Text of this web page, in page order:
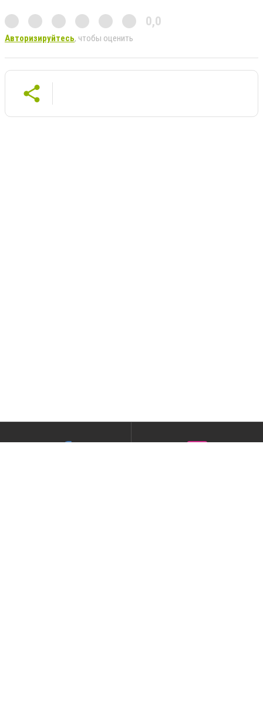
0,0
Авторизируйтесь, чтобы оценить